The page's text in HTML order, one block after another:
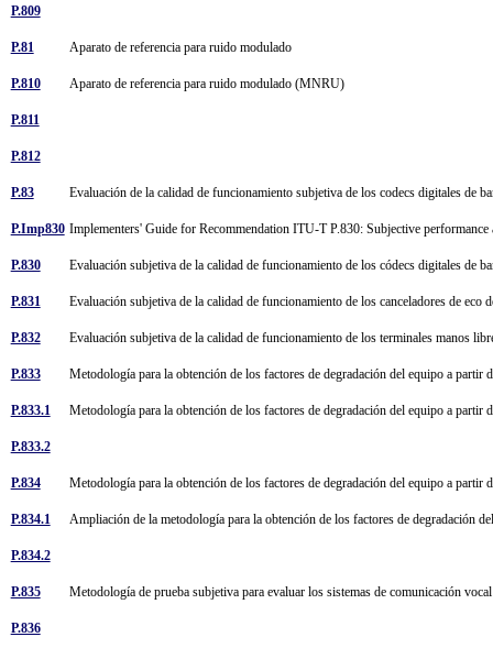
P.809
P.81 Aparato de referencia para ruido modulado
P.810 Aparato de referencia para ruido modulado (MNRU)
P.811
P.812
P.83 Evaluación de la calidad de funcionamiento subjetiva de los codecs digitales de
P.Imp830 Implementers' Guide for Recommendation ITU-T P.830: Subjective
P.830 Evaluación subjetiva de la calidad de funcionamiento de los códecs digitales de
P.831 Evaluación subjetiva de la calidad de funcionamiento de los canceladores de eco
P.832 Evaluación subjetiva de la calidad de funcionamiento de los terminales manos
P.833 Metodología para la obtención de los factores de degradación del equipo a partir
P.833.1 Metodología para la obtención de los factores de degradación del equipo a partir
P.833.2
P.834 Metodología para la obtención de los factores de degradación del equipo a partir
P.834.1 Ampliación de la metodología para la obtención de los factores de degradación
P.834.2
P.835 Metodología de prueba subjetiva para evaluar los sistemas de comunicación
P.836